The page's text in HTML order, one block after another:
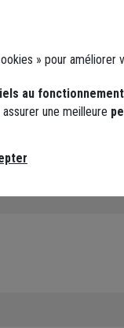
sont possibles dans
sédimentaire. Dans
du produit. En effet,
nuancée sans trous
dalles et marque
» pour améliorer
au
une meilleure